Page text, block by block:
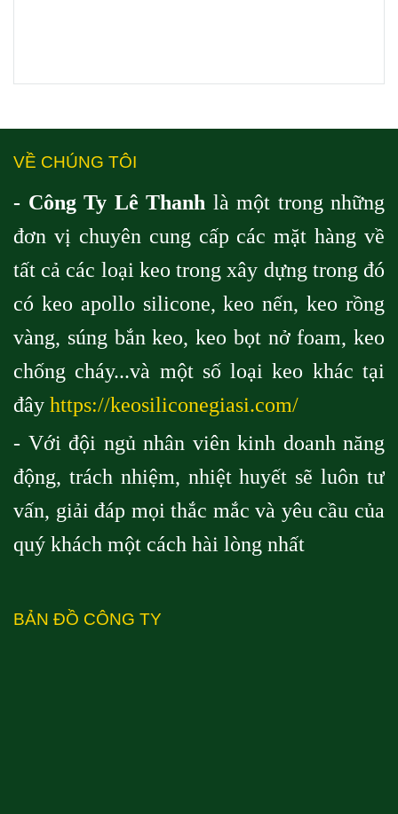
VỀ CHÚNG TÔI
- Công Ty Lê Thanh là một trong những
đơn vị chuyên cung cấp các mặt hàng về
tất cả các loại keo trong xây dựng trong đó
có keo apollo silicone, keo nến, keo rồng
vàng, súng bắn keo, keo bọt nở foam, keo
chống cháy...và một số loại keo khác tại
đây https://keosiliconegiasi.com/
- Với đội ngủ nhân viên kinh doanh năng
động, trách nhiệm, nhiệt huyết sẽ luôn tư
vấn, giải đáp mọi thắc mắc và yêu cầu của
quý khách một cách hài lòng nhất
BẢN ĐỒ CÔNG TY